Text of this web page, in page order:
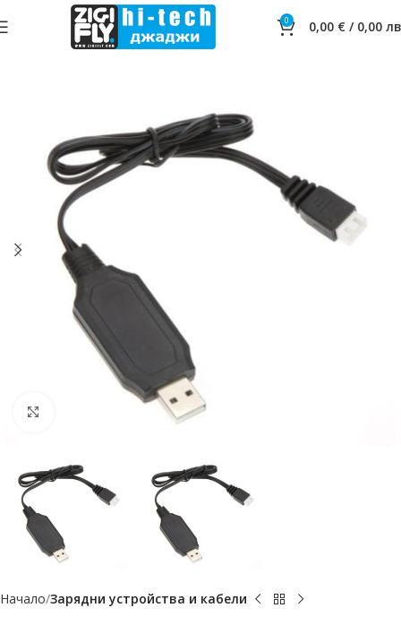
0 0,00 € / 0,00
Начало Зарядни устройства и кабели